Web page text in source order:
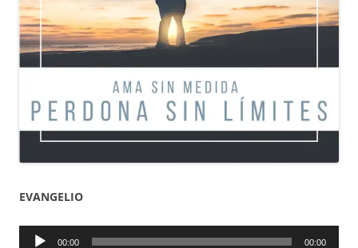
EVANGELIO
Reproductor
00:00 00:00